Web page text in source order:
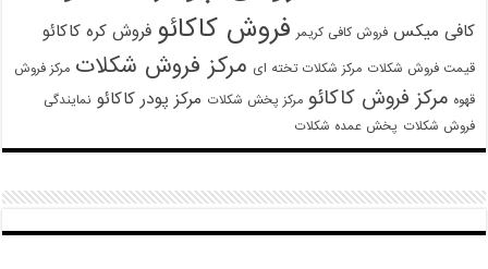
کافی میکس فروش کافی کریمر فروش کاکائو فروش کره کاکائو
قیمت فروش شکلات مرکز شکلات تخته ای مرکز فروش شکلات مرکز فروش
قهوه مرکز فروش کاکائو مرکز پخش شکلات مرکز پودر کاکائو نمایندگی
فروش شکلات پخش عمده شکلات